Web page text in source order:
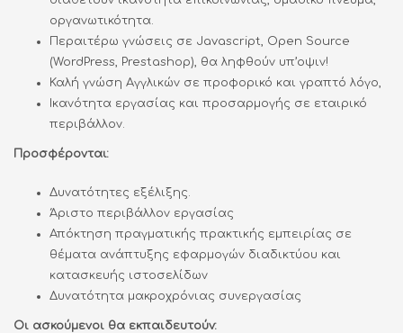
οργανωτικότητα.
Περαιτέρω γνώσεις σε Javascript, Open Source
(WordPress, Prestashop), θα ληφθούν υπ’οψιν!
Καλή γνώση Αγγλικών σε προφορικό και γραπτό λόγο,
Ικανότητα εργασίας και προσαρμογής σε εταιρικό
περιβάλλον.
Προσφέρονται:
Δυνατότητες εξέλιξης.
Άριστο περιβάλλον εργασίας
Απόκτηση πραγματικής πρακτικής εμπειρίας σε
θέματα ανάπτυξης εφαρμογών διαδικτύου και
κατασκευής ιστοσελίδων
Δυνατότητα μακροχρόνιας συνεργασίας
Οι ασκούμενοι θα εκπαιδευτούν: